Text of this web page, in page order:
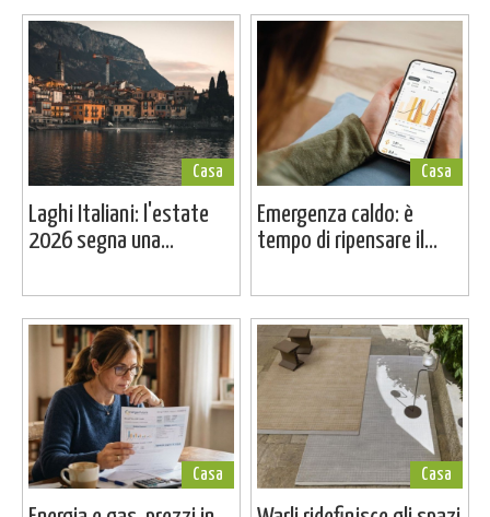
Casa
Laghi Italiani: l'estate
2026 segna una...
Casa
Emergenza caldo: è
tempo di ripensare il...
Casa Casa